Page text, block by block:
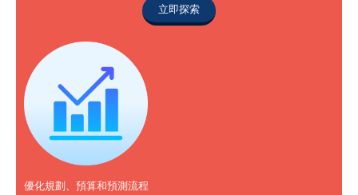
立即探索
優化規劃、預算和預測流程